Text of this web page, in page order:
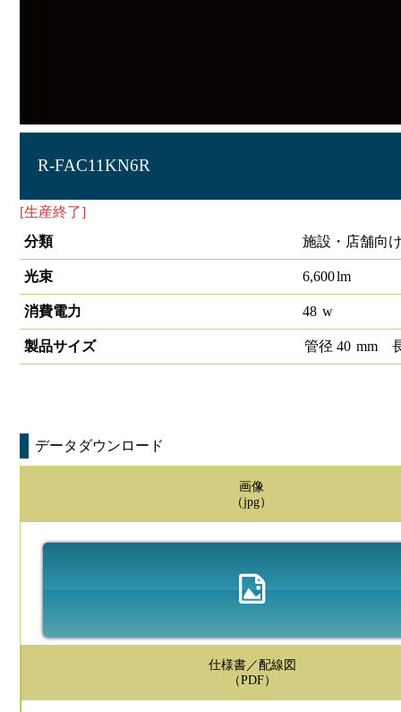
R-FAC11KN6R
[生産終了]
分類
施設・店舗向
光束 6,600lm
消費電力 48 w
製品サイズ 管径 40 mm
データダウンロード
画像
（jpg）
仕様書／配線図
（PDF）